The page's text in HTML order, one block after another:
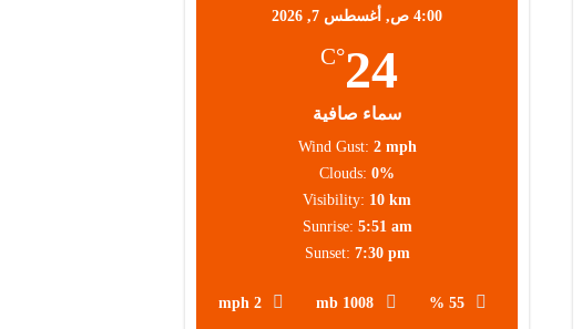
4:00 ص, أغسطس 7, 2026
24
°C
سماء صافية
55 %
1008 mb
2 mph
Wind Gust: 2 mph
Clouds: 0%
Visibility: 10 km
Sunrise: 5:51 am
Sunset: 7:30 pm